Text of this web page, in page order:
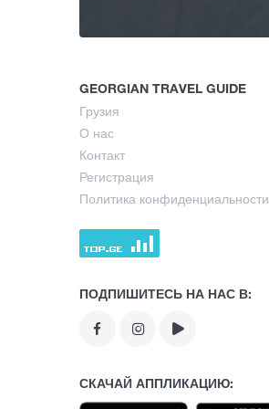
GEORGIAN TRAVEL GUIDE
Грузия
О нас
Контакт
Регистрация
Политика конфиденциальности
ПОДПИШИТЕСЬ НА НАС В:
СКАЧАЙ АППЛИКАЦИЮ: